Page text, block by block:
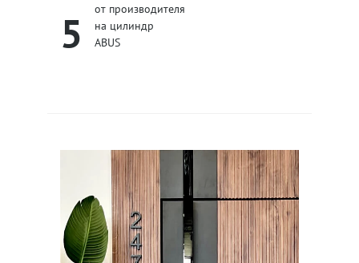
5
от производителя
на цилиндр
ABUS